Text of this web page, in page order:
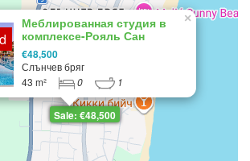
Sale: €48,500
Меблированная студия в
комплексе-Рояль Сан
€48,500
Слънчев бряг
43 m²
0 1
×